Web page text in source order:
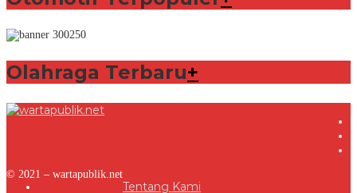
Olahraga Terbaru+
© 2021 – wartapublik.net
Tentang Kami